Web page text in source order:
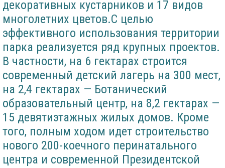
декоративных кустарников и 17 видов
многолетних цветов.С целью
эффективного использования территории
парка реализуется ряд крупных проектов.
В частности, на 6 гектарах строится
современный детский лагерь на 300 мест,
на 2,4 гектарах — Ботанический
образовательный центр, на 8,2 гектарах —
15 девятиэтажных жилых домов. Кроме
того, полным ходом идет строительство
нового 200-коечного перинатального
центра и современной Президентской